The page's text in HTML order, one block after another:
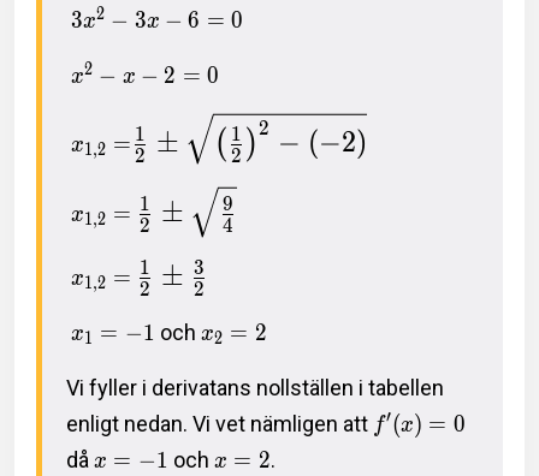
3x2 − 3x − 6 = 0
x2 − x − 2 = 0
x1,2 = 2
1 ± ( 2
1 )2 − (−2)
x1,2 = 2
1 ± 4
9
x1,2 = 2
1 ± 2
3
x1 = −1 och x2 = 2
Vi fyller i derivatans nollställen i tabellen
enligt nedan. Vi vet nämligen att f′(x) = 0
då x = −1 och x = 2.